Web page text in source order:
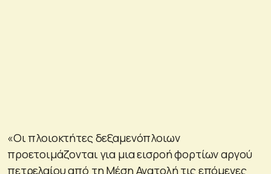
«Οι πλοιοκτήτες δεξαμενόπλοιων
προετοιμάζονται για μια εισροή φορτίων αργού
πετρελαίου από τη Μέση Ανατολή τις επόμενες